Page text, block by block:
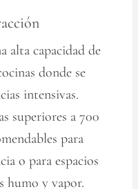
alta capacidad de
donde se
intensivas.
superiores a 700
para
o para espacios
humo y vapor.